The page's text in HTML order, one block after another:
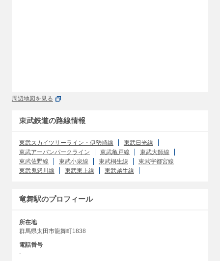
周辺地図を見る
東武鉄道の路線情報
東武スカイツリーライン・伊勢崎線
東武日光線
東武アーバンパークライン
東武亀戸線
東武大師線
東武佐野線
東武小泉線 東武桐生線
東武宇都宮線
東武鬼怒川線
東武東上線 東武越生線
竜舞駅のプロフィール
所在地
群馬県太田市龍舞町1838
電話番号
-